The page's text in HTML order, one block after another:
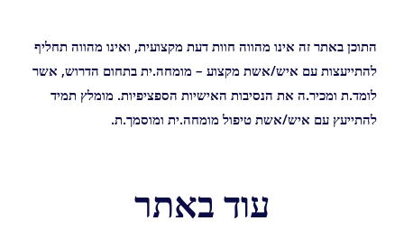
התוכן באתר זה אינו מהווה חוות דעת מקצועית, ואינו מהווה תחליף
להתייעצות עם איש/אשת מקצוע – מומחה.ית בתחום הדרוש, אשר
לומד.ת ומכיר.ה את הנסיבות האישיות הספציפיות. מומלץ תמיד
להתייעץ עם איש/אשת טיפול מומחה.ית ומוסמך.ת.
עוד באתר